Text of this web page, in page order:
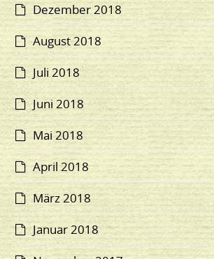
Dezember 2018
August 2018
Juli 2018
Juni 2018
Mai 2018
April 2018
März 2018
Januar 2018